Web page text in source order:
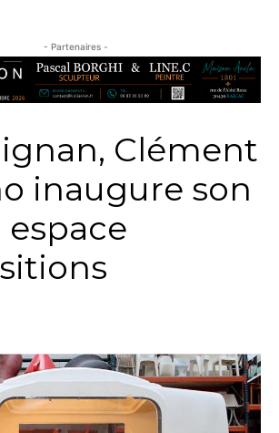
- Partenaires -
Clément
inaugure son
espace